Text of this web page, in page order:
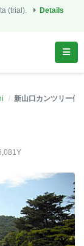
(trial).
Details
新山口カンツリー倶